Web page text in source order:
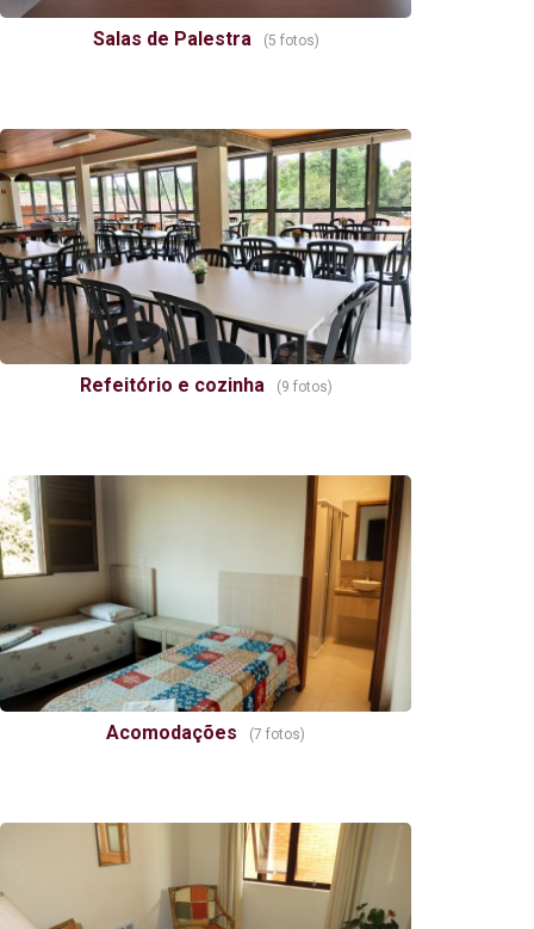
Salas de Palestra (5 fotos)
Refeitório e cozinha (9 fotos)
Acomodações (7 fotos)